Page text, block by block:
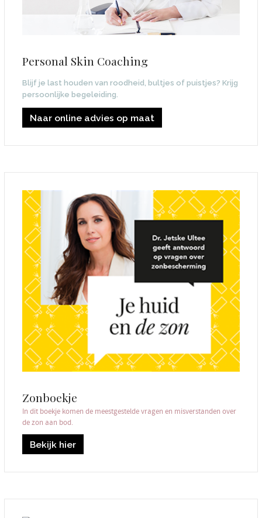
Personal Skin Coaching
Blijf je last houden van roodheid, bultjes of puistjes? Krijg
persoonlijke begeleiding.
Naar online advies op maat
Zonboekje
In dit boekje komen de meestgestelde vragen en misverstanden over
de zon aan bod.
Bekijk hier